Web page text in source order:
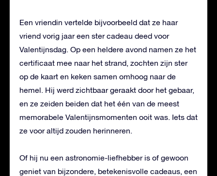
Een vriendin vertelde bijvoorbeeld dat ze haar
vriend vorig jaar een ster cadeau deed voor
Valentijnsdag. Op een heldere avond namen ze het
certificaat mee naar het strand, zochten zijn ster
op de kaart en keken samen omhoog naar de
hemel. Hij werd zichtbaar geraakt door het gebaar,
en ze zeiden beiden dat het één van de meest
memorabele Valentijnsmomenten ooit was. Iets dat
ze voor altijd zouden herinneren.
Of hij nu een astronomie-liefhebber is of gewoon
geniet van bijzondere, betekenisvolle cadeaus, een